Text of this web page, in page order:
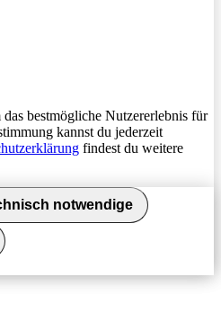
bestmögliche Nutzererlebnis für
kannst du jederzeit
findest du weitere
notwendige